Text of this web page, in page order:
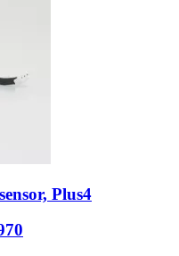
Plus4